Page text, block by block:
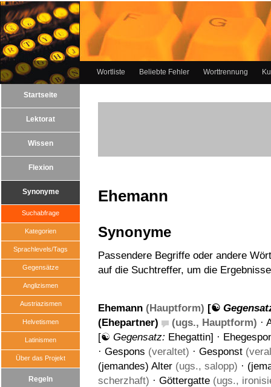
Wortliste Beliebte Fehler Worttrennung
Startseite
Lektorat
Wissen
Flexion
Synonyme
Suchabfrage
Kategorien
Sprachlevels/Tags
Gegensätze
Anglizismen
Austriazismen
Helvetismen
Latinismen
Über das Projekt
Regeln
Ehemann
Synonyme
Passendere Begriffe oder andere
auf die Suchtreffer, um die
Ehemann (Hauptform) [☯
(Ehepartner)
(ugs., Hauptform) ·
[☯ Gegensatz: Ehegattin] ·
· Gespons (veraltet) · Gesponst
(jemandes) Alter (ugs., salopp) ·
scherzhaft) · Göttergatte (ugs.,